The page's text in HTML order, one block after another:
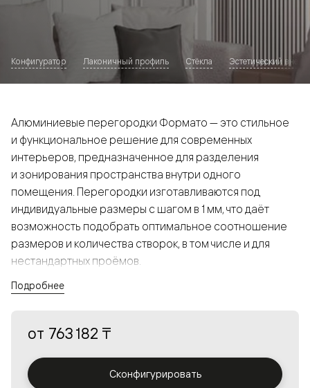
Конфигуратор Лаконичный профиль Стёкла Эстетический
Алюминиевые перегородки Формато — это стильное
и функциональное решение для современных
интерьеров, предназначенное для разделения
и зонирования пространства внутри одного
помещения. Перегородки изготавливаются под
индивидуальные размеры с шагом в 1 мм, что даёт
возможность подобрать оптимальное соотношение
размеров и количества створок, в том числе и для
нестандартных проёмов.
а большой выбор вставок из стекла с различными
решения в интерьере и варьировать освещённость.
Подробнее
от 763 182 ₸
Сконфигурировать